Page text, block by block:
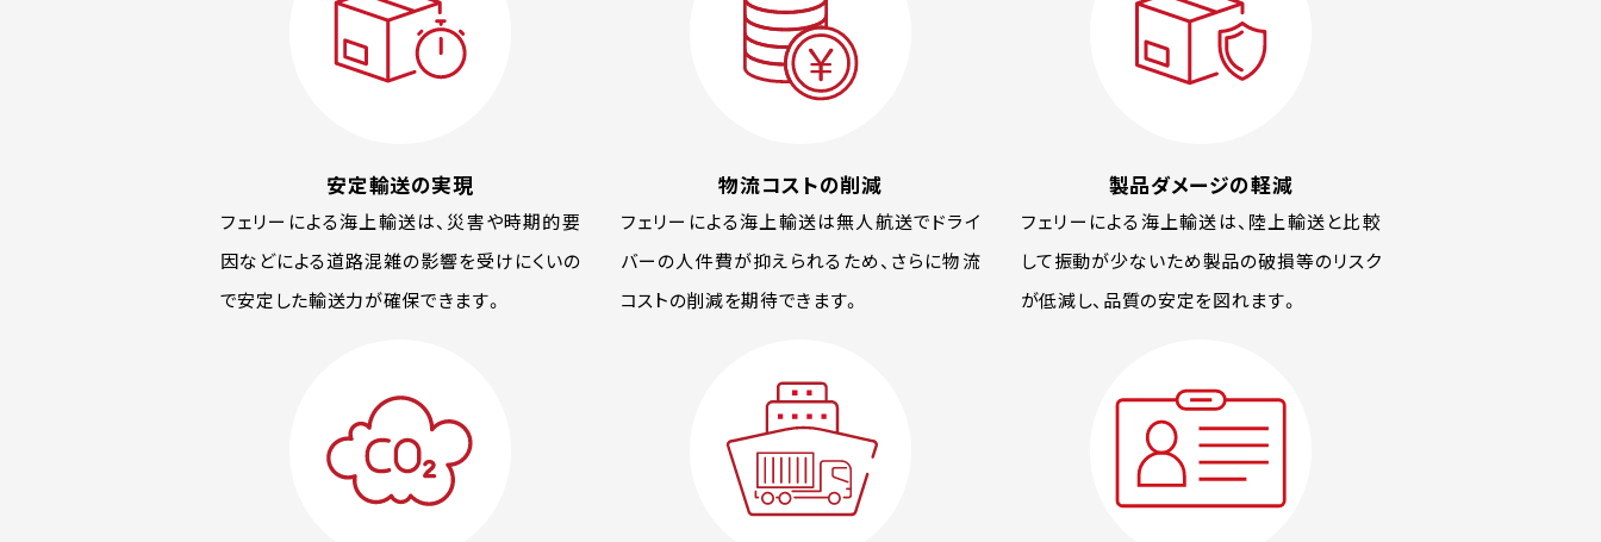
安定輸送の実現
フェリーによる海上輸送は、災害や時期的要
因などによる道路混雑の影響を受けにくいの
で安定した輸送力が確保できます。
物流コストの削減
フェリーによる海上輸送は無人航送でドライ
バーの人件費が抑えられるため、さらに物流
コストの削減を期待できます。
製品ダメージの軽減
フェリーによる海上輸送は、陸上輸送と比較
して振動が少ないため製品の破損等のリスク
が低減し、品質の安定を図れます。